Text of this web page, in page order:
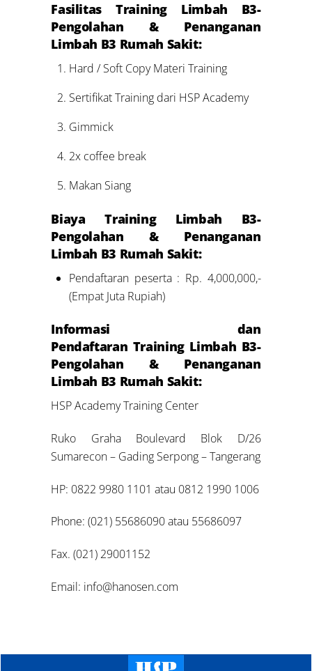
Fasilitas Training Limbah B3-
Pengolahan & Penanganan
Limbah B3 Rumah Sakit:
Hard / Soft Copy Materi Training
Sertifikat Training dari HSP Academy
Gimmick
2x coffee break
Makan Siang
Biaya Training Limbah B3-
Pengolahan & Penanganan
Limbah B3 Rumah Sakit:
Pendaftaran peserta : Rp. 4,000,000,-
(Empat Juta Rupiah)
Informasi dan
Pendaftaran Training Limbah B3-
Pengolahan & Penanganan
Limbah B3 Rumah Sakit:
HSP Academy Training Center
Ruko Graha Boulevard Blok D/26
Sumarecon – Gading Serpong – Tangerang
HP: 0822 9980 1101 atau 0812 1990 1006
Phone: (021) 55686090 atau 55686097
Fax. (021) 29001152
Email: info@hanosen.com